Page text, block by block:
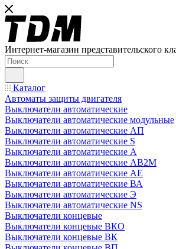
Интернет-магазин представительского
Каталог
Автоматы защиты двигателя
Выключатели автоматические
Выключатели автоматические модульные
Выключатели автоматические АП
Выключатели автоматические S
Выключатели автоматические А
Выключатели автоматические АВ2М
Выключатели автоматические АЕ
Выключатели автоматические ВА
Выключатели автоматические Э
Выключатели автоматические NS
Выключатели концевые
Выключатели концевые ВКО
Выключатели концевые ВК